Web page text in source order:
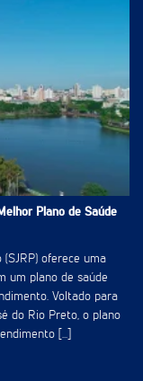
Plano de Saúde
oferece uma
um plano de saúde
Voltado para
do Rio Preto, o plano
[...]